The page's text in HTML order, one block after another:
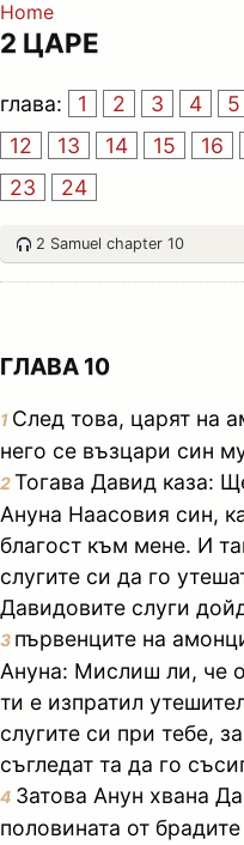
Home
2 ЦАРЕ
глава: 1 2 3 4 5
12
13 14 15 16
23
24
2 Samuel chapter 10
ГЛАВА 10
1 След това, царят на
него се възцари син
2Тогава Давид каза:
Ануна Наасовия син,
благост към мене. И
слугите си да го
Давидовите слуги
3 първенците на
Ануна: Мислиш ли, че
ти е изпратил
слугите си при тебе,
съгледат та да го
4 Затова Анун хвана
половината от